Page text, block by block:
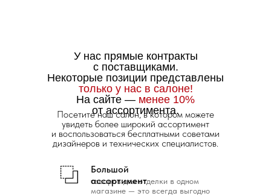
товаров для отделки в одном
магазине — это всегда выгодно
Большой
ассортимент
У нас прямые контракты
с поставщиками.
Некоторые позиции представлены
только у нас в салоне!
На сайте — менее 10%
от ассортимента.
Посетите наш салон, в котором можете
увидеть более широкий ассортимент
и воспользоваться бесплатными советами
дизайнеров и технических специалистов.